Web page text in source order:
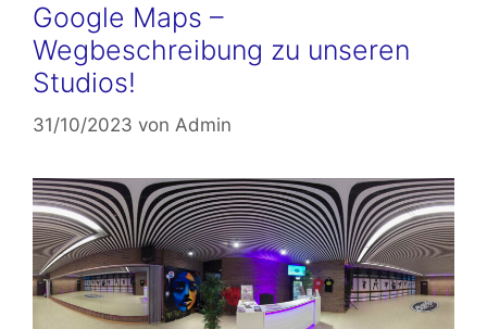
Google Maps –
Wegbeschreibung zu unseren
Studios!
31/10/2023 von Admin